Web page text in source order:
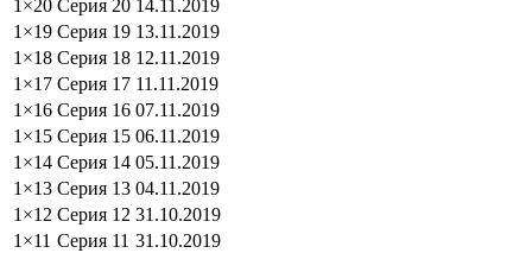
1×20 Серия 20 14.11.2019
1×19 Серия 19 13.11.2019
1×18 Серия 18 12.11.2019
1×17 Серия 17 11.11.2019
1×16 Серия 16 07.11.2019
1×15 Серия 15 06.11.2019
1×14 Серия 14 05.11.2019
1×13 Серия 13 04.11.2019
1×12 Серия 12 31.10.2019
1×11 Серия 11 31.10.2019